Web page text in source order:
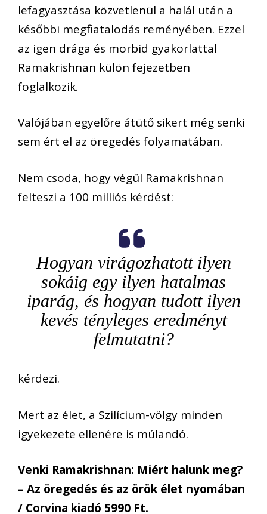
lefagyasztása közvetlenül a halál után a
későbbi megfiatalodás reményében. Ezzel
az igen drága és morbid gyakorlattal
Ramakrishnan külön fejezetben
foglalkozik.
Valójában egyelőre átütő sikert még senki
sem ért el az öregedés folyamatában.
Nem csoda, hogy végül Ramakrishnan
felteszi a 100 milliós kérdést:
Hogyan virágozhatott ilyen
sokáig egy ilyen hatalmas
iparág, és hogyan tudott ilyen
kevés tényleges eredményt
felmutatni?
kérdezi.
Mert az élet, a Szilícium-völgy minden
igyekezete ellenére is múlandó.
Venki Ramakrishnan: Miért halunk meg?
– Az öregedés és az örök élet nyomában
/ Corvina kiadó 5990 Ft.